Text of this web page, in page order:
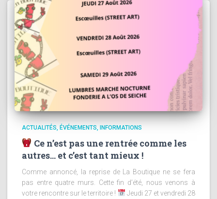
ACTUALITÉS ÉVÉNEMENTS INFORMATIONS
Ce n’est pas une rentrée comme les
autres… et c’est tant mieux !
Comme annoncé, la reprise de La Boutique ne se fera
pas entre quatre murs. Cette fin d’été, nous venons à
votre rencontre sur le territoire !
Jeudi 27 et vendredi 28